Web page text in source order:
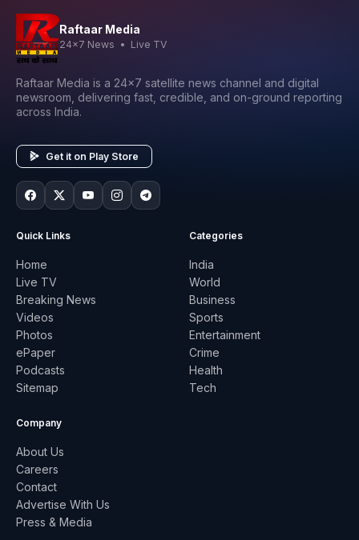
Raftaar Media
24x7 News • Live TV
Raftaar Media is a 24x7 satellite news channel and digital
newsroom, delivering fast, credible, and on-ground reporting
across India.
Get it on Play Store
Quick Links
Home
Live TV
Breaking News
Videos
Photos
ePaper
Podcasts
Sitemap
Categories
India
World
Business
Sports
Entertainment
Crime
Health
Tech
Company
About Us
Careers
Contact
Advertise With Us
Press & Media